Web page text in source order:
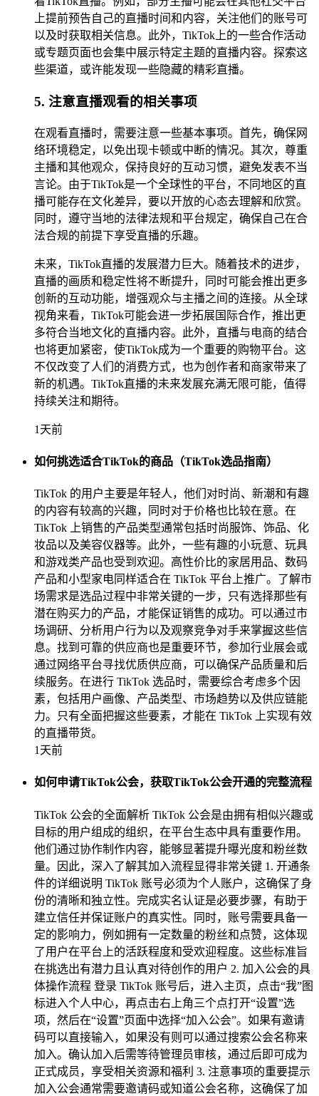
上提前预告自己的直播时间和内容，关注他们的账号可
以及时获取相关信息。此外，TikTok上的一些合作活动
或专题页面也会集中展示特定主题的直播内容。探索这
些渠道，或许能发现一些隐藏的精彩直播。
5. 注意直播观看的相关事项
在观看直播时，需要注意一些基本事项。首先，确保网
络环境稳定，以免出现卡顿或中断的情况。其次，尊重
主播和其他观众，保持良好的互动习惯，避免发表不当
言论。由于TikTok是一个全球性的平台，不同地区的直
播可能存在文化差异，要以开放的心态去理解和欣赏。
同时，遵守当地的法律法规和平台规定，确保自己在合
法合规的前提下享受直播的乐趣。
未来，TikTok直播的发展潜力巨大。随着技术的进步，
直播的画质和稳定性将不断提升，同时可能会推出更多
创新的互动功能，增强观众与主播之间的连接。从全球
视角来看，TikTok可能会进一步拓展国际合作，推出更
多符合当地文化的直播内容。此外，直播与电商的结合
也将更加紧密，使TikTok成为一个重要的购物平台。这
不仅改变了人们的消费方式，也为创作者和商家带来了
新的机遇。TikTok直播的未来发展充满无限可能，值得
持续关注和期待。
1天前
如何挑选适合TikTok的商品（TikTok选品指南）
TikTok 的用户主要是年轻人，他们对时尚、新潮和有趣
的内容有较高的兴趣，同时对于价格也比较在意。在
TikTok 上销售的产品类型通常包括时尚服饰、饰品、化
妆品以及美容仪器等。此外，一些有趣的小玩意、玩具
和游戏类产品也受到欢迎。高性价比的家居用品、数码
产品和小型家电同样适合在 TikTok 平台上推广。了解市
场需求是选品过程中非常关键的一步，只有选择那些有
潜在购买力的产品，才能保证销售的成功。可以通过市
场调研、分析用户行为以及观察竞争对手来掌握这些信
息。找到可靠的供应商也是重要环节，参加行业展会或
通过网络平台寻找优质供应商，可以确保产品质量和后
续服务。在进行 TikTok 选品时，需要综合考虑多个因
素，包括用户画像、产品类型、市场趋势以及供应链能
力。只有全面把握这些要素，才能在 TikTok 上实现有效
的直播带货。
1天前
如何申请TikTok公会，获取TikTok公会开通的完整流程
TikTok 公会的全面解析 TikTok 公会是由拥有相似兴趣或
目标的用户组成的组织，在平台生态中具有重要作用。
他们通过协作制作内容，能够显著提升曝光度和粉丝数
量。因此，深入了解其加入流程显得非常关键 1. 开通条
件的详细说明 TikTok 账号必须为个人账户，这确保了身
份的清晰和独立性。完成实名认证是必要步骤，有助于
建立信任并保证账户的真实性。同时，账号需要具备一
定的影响力，例如拥有一定数量的粉丝和点赞，这体现
了用户在平台上的活跃程度和受欢迎程度。这些标准旨
在挑选出有潜力且认真对待创作的用户 2. 加入公会的具
体操作流程 登录 TikTok 账号后，进入主页，点击“我”图
标进入个人中心，再点击右上角三个点打开“设置”选
项，然后在“设置”页面中选择“加入公会”。如果有邀请
码可以直接输入，如果没有则可以通过搜索公会名称来
加入。确认加入后需等待管理员审核，通过后即可成为
正式成员，享受相关资源和福利 3. 注意事项的重要提示
加入公会通常需要邀请码或知道公会名称，这确保了加